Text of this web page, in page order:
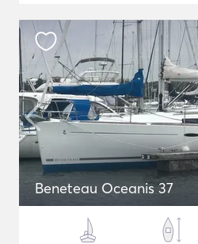
Beneteau Oceanis 37